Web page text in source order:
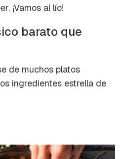
¡Vamos al lío!
barato que
de muchos platos
ingredientes estrella de